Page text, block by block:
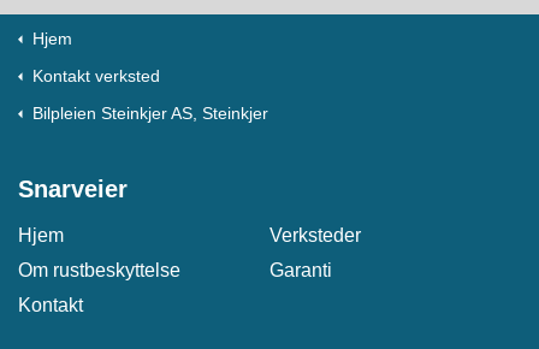
Hjem
Kontakt verksted
Bilpleien Steinkjer AS, Steinkjer
Snarveier
Hjem
Verksteder
Om rustbeskyttelse
Garanti
Kontakt